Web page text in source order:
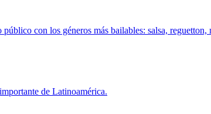
con los géneros más bailables: salsa,
de Latinoamérica.